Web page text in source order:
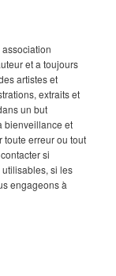
et a toujours
artistes et
extraits et
un but
bienveillance et
erreur ou tout
si
si les
engageons à